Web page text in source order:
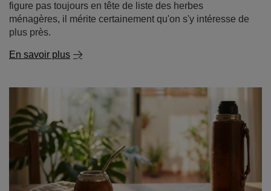
figure pas toujours en tête de liste des herbes
ménagères, il mérite certainement qu'on s'y intéresse de
plus près.
En savoir plus